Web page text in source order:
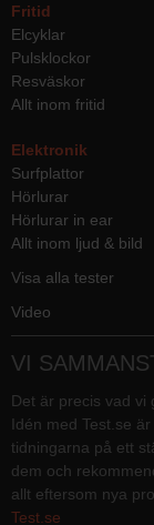
Fritid
Elcyklar
Pulsklockor
Resväskor
Allt inom fritid
Elektronik
Surfplattor
Hörlurar
Hörlurar in ear
Allt inom ljud & bild
Visa alla tester
Video
VI
Det är precis vad vi
Idén med Test.se
tidningarna på ett
dem och
allt eftersom nya
Test.se